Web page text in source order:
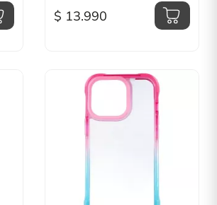
$ 13.990